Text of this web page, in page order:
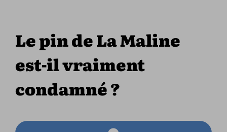
Le pin de La Maline
est-il vraiment
condamné ?